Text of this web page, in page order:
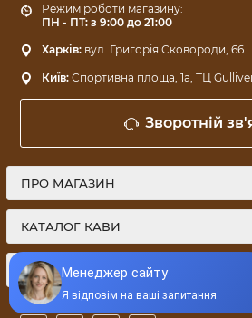
Режим роботи магазину:
ПН - ПТ: з 9:00 до 21:00
Харків: вул. Григорія Сковороди, 66
Київ: Спортивна площа, 1a, ТЦ
Зворотній
ПРО МАГАЗИН
КАТАЛОГ КАВИ
МИ У СОЦМЕРЕЖАХ: